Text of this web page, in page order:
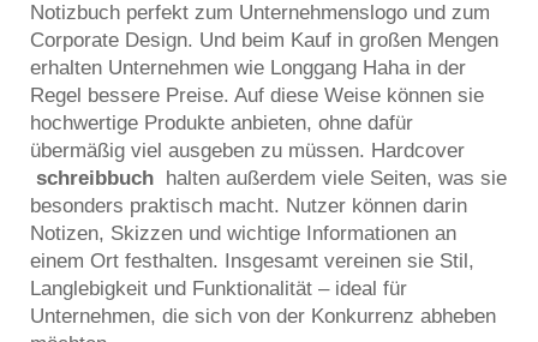
Notizbuch perfekt zum Unternehmenslogo und zum
Corporate Design. Und beim Kauf in großen Mengen
erhalten Unternehmen wie Longgang Haha in der
Regel bessere Preise. Auf diese Weise können sie
hochwertige Produkte anbieten, ohne dafür
übermäßig viel ausgeben zu müssen. Hardcover
schreibbuch halten außerdem viele Seiten, was sie
besonders praktisch macht. Nutzer können darin
Notizen, Skizzen und wichtige Informationen an
einem Ort festhalten. Insgesamt vereinen sie Stil,
Langlebigkeit und Funktionalität – ideal für
Unternehmen, die sich von der Konkurrenz abheben